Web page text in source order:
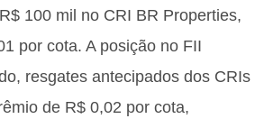
100 mil no CRI BR Properties,
por cota. A posição no FII
resgates antecipados dos CRIs
de R$ 0,02 por cota,